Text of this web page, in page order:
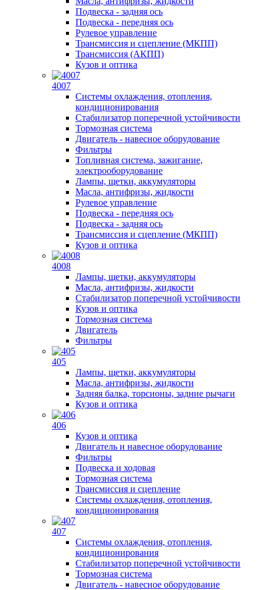
Подвеска - задняя ось
Подвеска - передняя ось
Рулевое управление
Трансмиссия и сцепление (МКПП)
Трансмиссия (АКПП)
Кузов и оптика
4007
Системы охлаждения, отопления,
кондиционирования
Стабилизатор поперечной устойчивости
Тормозная система
Двигатель - навесное оборудование
Фильтры
Топливная система, зажигание,
электрооборудование
Лампы, щетки, аккумуляторы
Масла, антифризы, жидкости
Рулевое управление
Подвеска - передняя ось
Подвеска - задняя ось
Трансмиссия и сцепление (МКПП)
Кузов и оптика
4008
Лампы, щетки, аккумуляторы
Масла, антифризы, жидкости
Стабилизатор поперечной устойчивости
Кузов и оптика
Тормозная система
Двигатель
Фильтры
405
Лампы, щетки, аккумуляторы
Масла, антифризы, жидкости
Задняя балка, торсионы, задние рычаги
Кузов и оптика
406
Кузов и оптика
Двигатель и навесное оборудование
Фильтры
Подвеска и ходовая
Тормозная система
Трансмиссия и сцепление
Системы охлаждения, отопления,
кондиционирования
407
Системы охлаждения, отопления,
кондиционирования
Стабилизатор поперечной устойчивости
Тормозная система
Двигатель - навесное оборудование